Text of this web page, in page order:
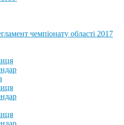
чемпіонату області 2017